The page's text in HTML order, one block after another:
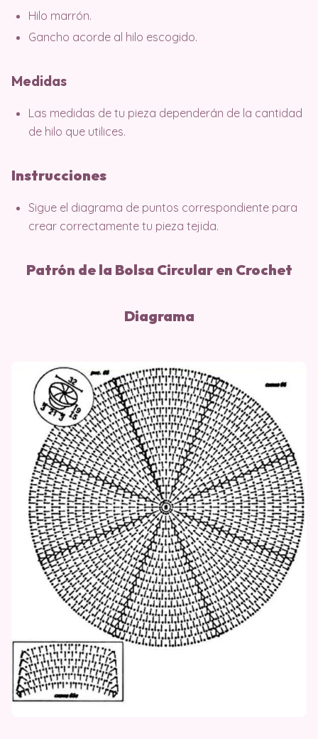
Hilo marrón.
Gancho acorde al hilo escogido.
Medidas
Las medidas de tu pieza dependerán de la cantidad
de hilo que utilices.
Instrucciones
Sigue el diagrama de puntos correspondiente para
crear correctamente tu pieza tejida.
Patrón de la Bolsa Circular en Crochet
Diagrama